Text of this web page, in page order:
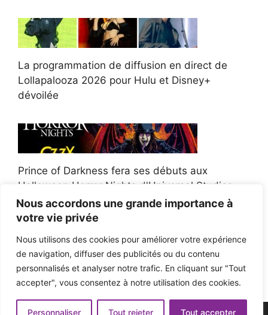
Nous accordons une grande importance à
votre vie privée
Nous utilisons des cookies pour améliorer votre expérience
de navigation, diffuser des publicités ou du contenu
personnalisés et analyser notre trafic. En cliquant sur "Tout
accepter", vous consentez à notre utilisation des cookies.
Personnaliser Tout rejeter Tout accepter
La programmation de diffusion en direct de
Lollapalooza 2026 pour Hulu et Disney+
dévoilée
Prince of Darkness fera ses débuts aux
Halloween Horror Nights d'Universal Studios
Afroman poursuit un policier de l'Ohio après la
victoire du jury en diffamation